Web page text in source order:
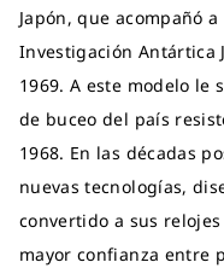
Japón, que acompañó
Investigación Antártica
1969. A este modelo
de buceo del país
1968. En las décadas
nuevas tecnologías,
convertido a sus
mayor confianza entre